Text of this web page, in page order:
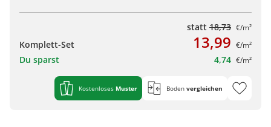
statt 18,73 €/m²
Komplett-Set 13,99 €/m²
Du sparst 4,74 €/m²
Kostenloses Muster Boden vergleichen